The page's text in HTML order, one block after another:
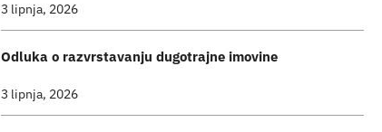
3 lipnja, 2026
Odluka o razvrstavanju dugotrajne imovine
3 lipnja, 2026